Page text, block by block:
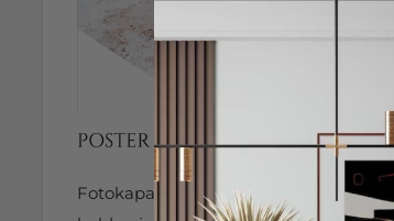
Fotokapal on kitsas 1cm harjatud